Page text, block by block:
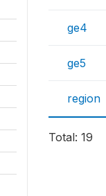
ge4
ge5
region
Total: 19